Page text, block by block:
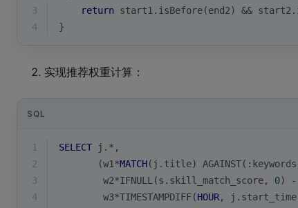
3
return start1.isBefore(end2) &&
4
}
实现推荐权重计算：
SQL
1 SELECT j. * ,
2
       (w1
*MATCH(j.title) AGAINST(:keywords
3
        w2
*IFNULL(s.skill_match_score, 0)
-
4
        w3
*TIMESTAMPDIFF(HOUR,